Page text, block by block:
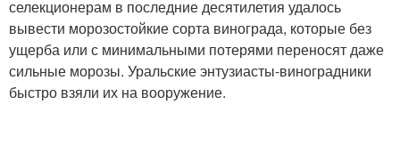
селекционерам в последние десятилетия удалось
вывести морозостойкие сорта винограда, которые без
ущерба или с минимальными потерями переносят даже
сильные морозы. Уральские энтузиасты-виноградники
быстро взяли их на вооружение.